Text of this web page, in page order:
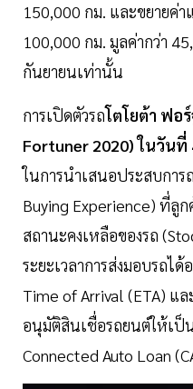
150,000 กม. และขยายค่า
100,000 กม. มูลค่ากว่า
กันยายนเท่านั้น
การเปิดตัวรถโตโยต้า ฟอ
Fortuner 2020) ในวันที่
ในการนำเสนอประสบกา
Buying Experience) ที่ลู
สถานะคงเหลือของรถ
ระยะเวลาการส่งมอบรถไ
Time of Arrival (ETA) แ
อนุมัติสินเชื่อรถยนต์ให้เป็
Connected Auto Loan